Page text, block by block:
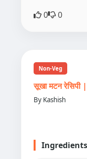
0 0
Non-Veg
सूखा मटन
By Kashish
Ingredients